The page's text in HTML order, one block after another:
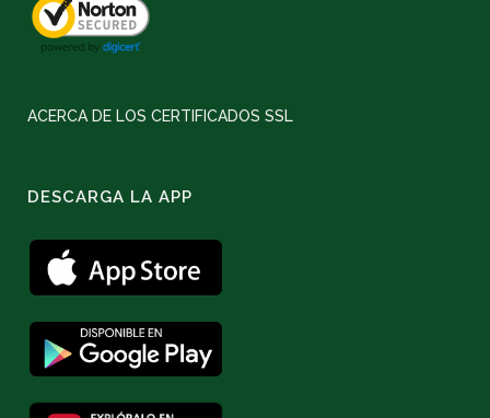
ACERCA DE LOS CERTIFICADOS SSL
DESCARGA LA APP